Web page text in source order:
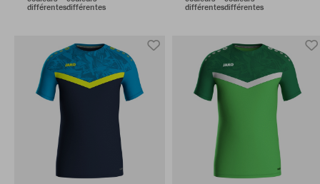
différentesdifférentes
différentesdifférentes